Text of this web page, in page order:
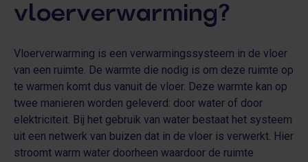
vloerverwarming?
Vloerverwarming is een verwarmingssysteem in de vloer
van een ruimte. De warmte die nodig is om deze ruimte op
te warmen komt dus vanuit de vloer. Deze warmte kan op
twee manieren worden geleverd: door water of door
elektriciteit. Bij het gebruik van water bestaat het systeem
uit een netwerk van buizen dat in de vloer is verwerkt. Hier
stroomt warm water doorheen waardoor de ruimte